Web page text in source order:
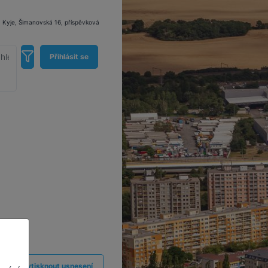
Šimanovská 16, příspěvková
Přihlásit se
Vytisknout usnesení